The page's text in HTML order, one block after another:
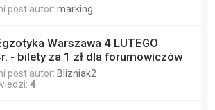
post autor: marking
Warszawa 4 LUTEGO
- bilety za 1 zł dla forumowiczów
post autor: Blizniak2
4